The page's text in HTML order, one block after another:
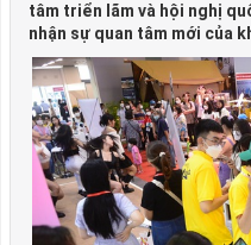
tâm triển lãm và hội nghị
nhận sự quan tâm mới của